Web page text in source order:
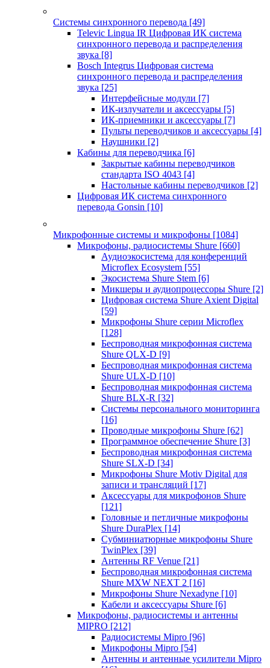
Системы синхронного перевода [49]
Televic Lingua IR Цифровая ИК система
синхронного перевода и распределения
звука [8]
Bosch Integrus Цифровая система
синхронного перевода и распределения
звука [25]
Интерфейсные модули [7]
ИК-излучатели и аксессуары [5]
ИК-приемники и аксессуары [7]
Пульты переводчиков и аксессуары [4]
Наушники [2]
Кабины для переводчика [6]
Закрытые кабины переводчиков
стандарта ISO 4043 [4]
Настольные кабины переводчиков [2]
Цифровая ИК система синхронного
перевода Gonsin [10]
Микрофонные системы и микрофоны [1084]
Микрофоны, радиосистемы Shure [660]
Аудиоэкосистема для конференций
Microflex Ecosystem [55]
Экосистема Shure Stem [6]
Микшеры и аудиопроцессоры Shure [2]
Цифровая система Shure Axient Digital
[59]
Микрофоны Shure серии Microflex
[128]
Беспроводная микрофонная система
Shure QLX-D [9]
Беспроводная микрофонная система
Shure ULX-D [10]
Беспроводная микрофонная система
Shure BLX-R [32]
Системы персонального мониторинга
[16]
Проводные микрофоны Shure [62]
Программное обеспечение Shure [3]
Беспроводная микрофонная система
Shure SLX-D [34]
Микрофоны Shure Motiv Digital для
записи и трансляций [17]
Аксессуары для микрофонов Shure
[121]
Головные и петличные микрофоны
Shure DuraPlex [14]
Субминиатюрные микрофоны Shure
TwinPlex [39]
Антенны RF Venue [21]
Беспроводная микрофонная система
Shure MXW NEXT 2 [16]
Микрофоны Shure Nexadyne [10]
Кабели и аксессуары Shure [6]
Микрофоны, радиосистемы и антенны
MIPRO [212]
Радиосистемы Mipro [96]
Микрофоны Mipro [54]
Антенны и антенные усилители Mipro